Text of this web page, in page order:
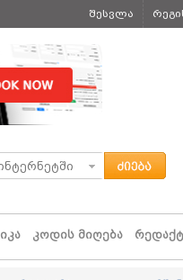
შესვლა
კოდის მიღება